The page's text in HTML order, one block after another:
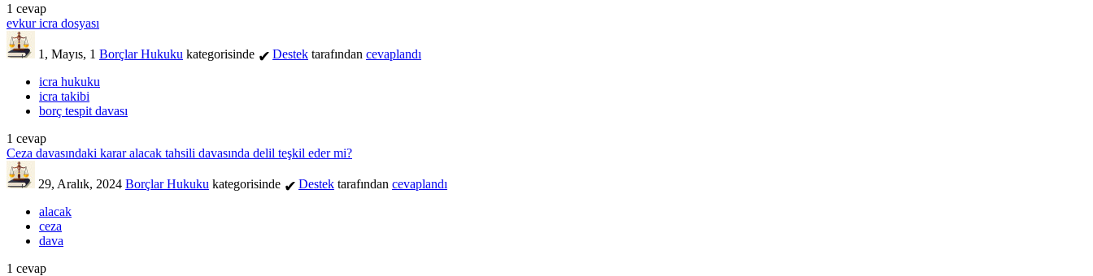
1 cevap
evkur icra dosyası
1, Mayıs, 1 Borçlar Hukuku kategorisinde ✔ Destek tarafından cevaplandı
icra hukuku
icra takibi
borç tespit davası
1 cevap
Ceza davasındaki karar alacak tahsili davasında delil teşkil eder mi?
29, Aralık, 2024 Borçlar Hukuku kategorisinde ✔ Destek tarafından cevaplandı
alacak
ceza
dava
1 cevap